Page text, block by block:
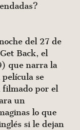
del 27 de
Back, el
que narra la
se
filmado por el
un
lo que
si le dejan